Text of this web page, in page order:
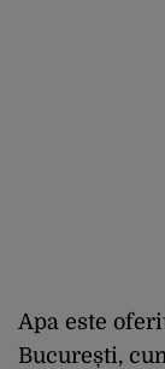
Apa este
București,